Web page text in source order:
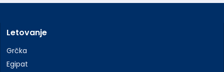
Letovanje
Grčka
Egipat